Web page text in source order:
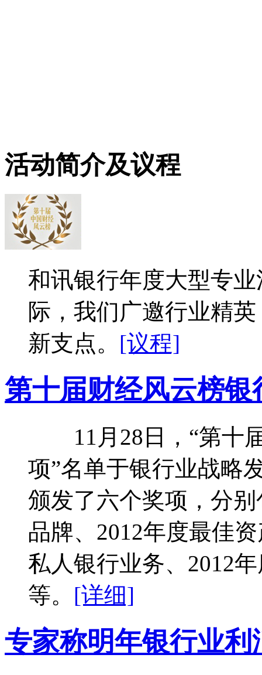
活动简介及议程
和讯银行年度大型专
际，我们广邀行业精
新支点。 [议程]
第十届财经风云榜
11月28日，“第十
项”名单于银行业战略
颁发了六个奖项，分
品牌、2012年度最佳
私人银行业务、2012
等。 [详细]
专家称明年银行业